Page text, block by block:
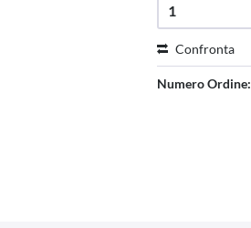
Confronta
Numero Ordine: